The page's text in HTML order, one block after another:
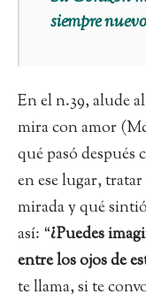
siempre
En el n.39, alude
mira con amor
qué pasó después
en ese lugar,
mirada y qué
así: “¿Puedes
entre los ojos de
te llama, si te